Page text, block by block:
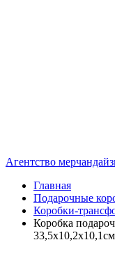
Агентство
Главная
Подарочные
Коробки-
Коробка